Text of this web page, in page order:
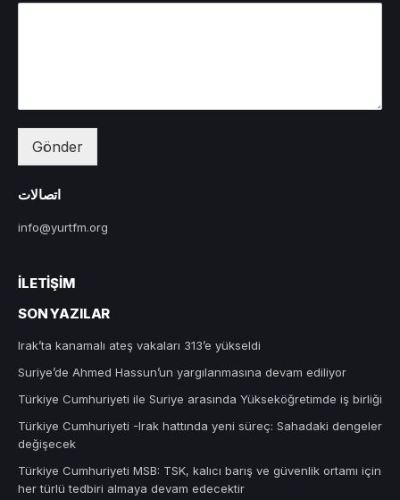
Gönder
اتصالات
info@yurtfm.org
İLETIŞIM
SON YAZILAR
Irak’ta kanamalı ateş vakaları 313’e yükseldi
Suriye’de Ahmed Hassun’un yargılanmasına devam ediliyor
Türkiye Cumhuriyeti ile Suriye arasında Yükseköğretimde iş birliği
Türkiye Cumhuriyeti -Irak hattında yeni süreç: Sahadaki dengeler
değişecek
Türkiye Cumhuriyeti MSB: TSK, kalıcı barış ve güvenlik ortamı için
her türlü tedbiri almaya devam edecektir